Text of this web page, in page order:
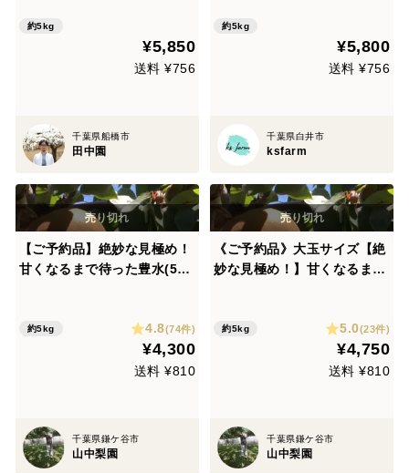
い”なし”を直送いたします！
約5kg
¥5,850
送料 ¥756
千葉県船橋市
田中園
約5kg
¥5,800
送料 ¥756
千葉県白井市
ksfarm
【ご予約品】絶妙な見極め！
甘くなるまで待った豊水(5k
約5kg 4.8(74件)
¥4,300
送料 ¥810
千葉県鎌ケ谷市
山中梨園
《ご予約品》大玉サイズ【絶
妙な見極め！】甘くなるまで
約5kg 5.0(23件)
¥4,750
送料 ¥810
千葉県鎌ケ谷市
山中梨園